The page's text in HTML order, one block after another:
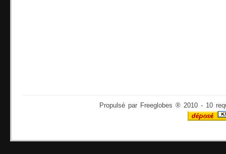
Propulsé par Freeglobes ® 2010 - 10